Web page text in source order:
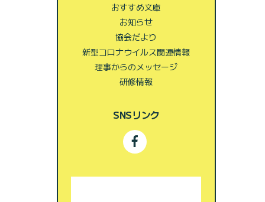
おすすめ文庫
お知らせ
協会だより
新型コロナウイルス関連情報
理事からのメッセージ
研修情報
SNSリンク